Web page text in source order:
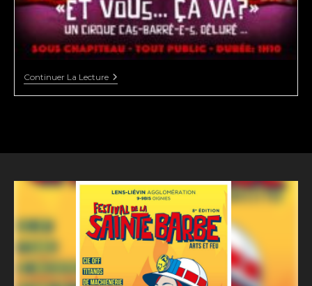
Continuer La LectureLE